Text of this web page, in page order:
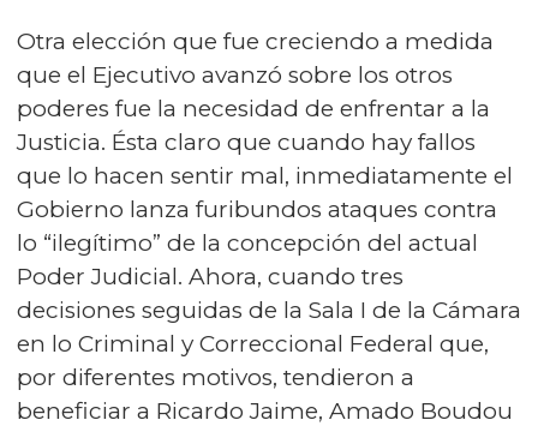
Otra elección que fue creciendo a medida
que el Ejecutivo avanzó sobre los otros
poderes fue la necesidad de enfrentar a la
Justicia. Ésta claro que cuando hay fallos
que lo hacen sentir mal, inmediatamente el
Gobierno lanza furibundos ataques contra
lo “ilegítimo” de la concepción del actual
Poder Judicial. Ahora, cuando tres
decisiones seguidas de la Sala I de la Cámara
en lo Criminal y Correccional Federal que,
por diferentes motivos, tendieron a
beneficiar a Ricardo Jaime, Amado Boudou